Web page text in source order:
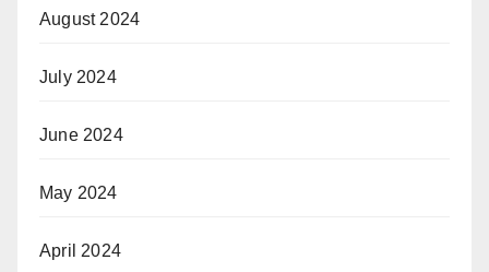
August 2024
July 2024
June 2024
May 2024
April 2024